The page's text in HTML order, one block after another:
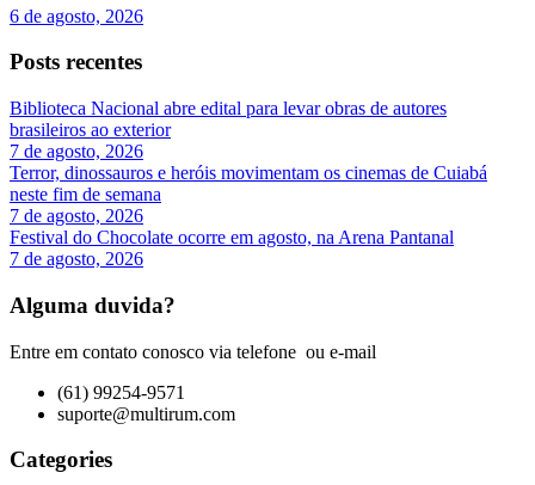
6 de agosto, 2026
Posts recentes
Biblioteca Nacional abre edital para levar obras de autores
brasileiros ao exterior
7 de agosto, 2026
Terror, dinossauros e heróis movimentam os cinemas de Cuiabá
neste fim de semana
7 de agosto, 2026
Festival do Chocolate ocorre em agosto, na Arena Pantanal
7 de agosto, 2026
Alguma duvida?
Entre em contato conosco via telefone ou e-mail
(61) 99254-9571
suporte@multirum.com
Categories